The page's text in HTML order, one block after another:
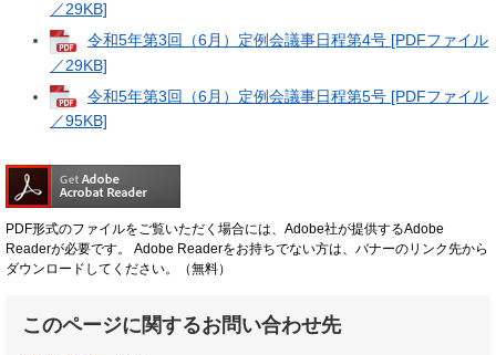
／29KB]
令和5年第3回（6月）定例会議事日程第4号 [PDFファイル
／29KB]
令和5年第3回（6月）定例会議事日程第5号 [PDFファイル
／95KB]
PDF形式のファイルをご覧いただく場合には、Adobe社が提供するAdobe
Readerが必要です。
Adobe Readerをお持ちでない方は、バナーのリンク先から
ダウンロードしてください。（無料）
このページに関するお問い合わせ先